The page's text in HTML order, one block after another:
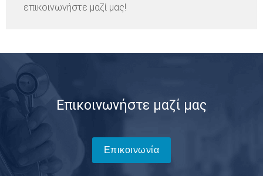
επικοινωνήστε μαζί μας!
Επικοινωνήστε μαζί μας
Επικοινωνία